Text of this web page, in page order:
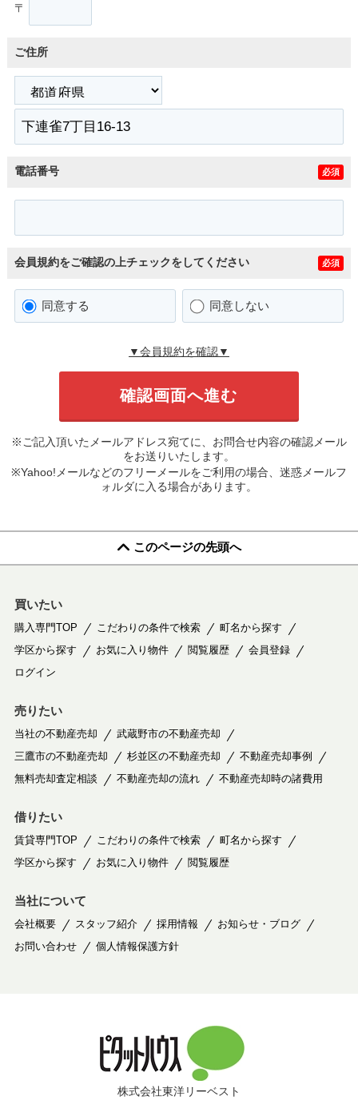
〒
ご住所
電話番号 必須
会員規約をご確認の上チェックをしてください 必須
同意する 同意しない
▼会員規約を確認▼
※ご記入頂いたメールアドレス宛てに、お問合せ内容の確認メール
をお送りいたします。
※Yahoo!メールなどのフリーメールをご利用の場合、迷惑メールフ
ォルダに入る場合があります。
このページの先頭へ
買いたい
購入専門TOP こだわりの条件で検索
町名から探す
学区から探す
お気に入り物件 閲覧履歴
会員登録
ログイン
売りたい
当社の不動産売却
武蔵野市の不動産売却
三鷹市の不動産売却
杉並区の不動産売却
不動産売却事例
無料売却査定相談
不動産売却の流れ 不動産売却時の諸費用
借りたい
賃貸専門TOP こだわりの条件で検索
町名から探す
学区から探す
お気に入り物件 閲覧履歴
当社について
会社概要 スタッフ紹介 採用情報
お知らせ・ブログ
お問い合わせ
個人情報保護方針
株式会社東洋リーベスト